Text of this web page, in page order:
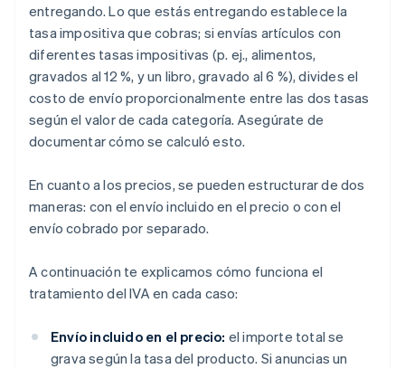
entregando. Lo que estás entregando establece la
tasa impositiva que cobras; si envías artículos con
diferentes tasas impositivas (p. ej., alimentos,
gravados al 12 %, y un libro, gravado al 6 %), divides el
costo de envío proporcionalmente entre las dos tasas
según el valor de cada categoría. Asegúrate de
documentar cómo se calculó esto.
En cuanto a los precios, se pueden estructurar de dos
maneras: con el envío incluido en el precio o con el
envío cobrado por separado.
A continuación te explicamos cómo funciona el
tratamiento del IVA en cada caso:
Envío incluido en el precio: el importe total se
grava según la tasa del producto. Si anuncias un